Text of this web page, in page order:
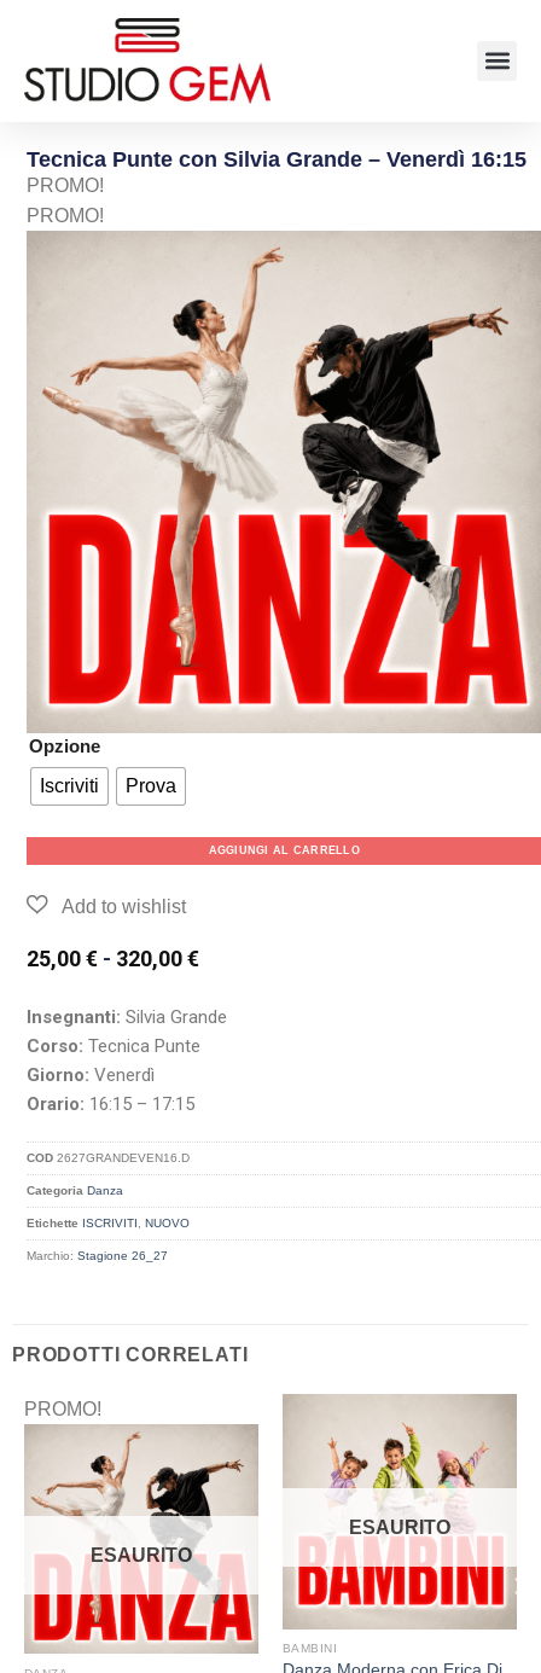
Tecnica Punte con Silvia Grande – Venerdì 16:15
PROMO!
PROMO!
Opzione
Iscriviti
Prova
AGGIUNGI AL CARRELLO
25,00€ - 320,00€
Insegnanti: Silvia Grande
Corso: Tecnica Punte
Giorno: Venerdì
Orario: 16:15 – 17:15
COD2627GRANDEVEN16.D
Categoria Danza
Etichette ISCRIVITI , NUOVO
Marchio:Stagione 26_27
PRODOTTI CORRELATI
PROMO!
ESAURITO
ESAURITO
BAMBINI